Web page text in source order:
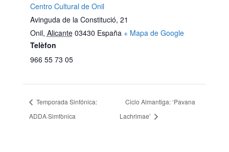
Centro Cultural de Onil
Avinguda de la Constitució, 21
Onil, Alicante 03430 España + Mapa de Google
Telèfon
966 55 73 05
Temporada Sinfónica:
ADDA·Simfònica
Ciclo Almantiga: ‘Pavana
Lachrimae’